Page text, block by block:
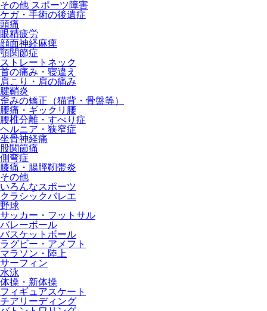
その他 スポーツ障害
ケガ・手術の後遺症
頭痛
眼精疲労
顔面神経麻痺
顎関節症
ストレートネック
首の痛み・寝違え
肩こり・肩の痛み
腱鞘炎
歪みの矯正（猫背・骨盤等）
腰痛・ギックリ腰
腰椎分離・すべり症
ヘルニア・狭窄症
坐骨神経痛
股関節痛
側弯症
膝痛・腸脛靭帯炎
その他
いろんなスポーツ
クラシックバレエ
野球
サッカー・フットサル
バレーボール
バスケットボール
ラグビー・アメフト
マラソン・陸上
サーフィン
水泳
体操・新体操
フィギュアスケート
チアリーディング